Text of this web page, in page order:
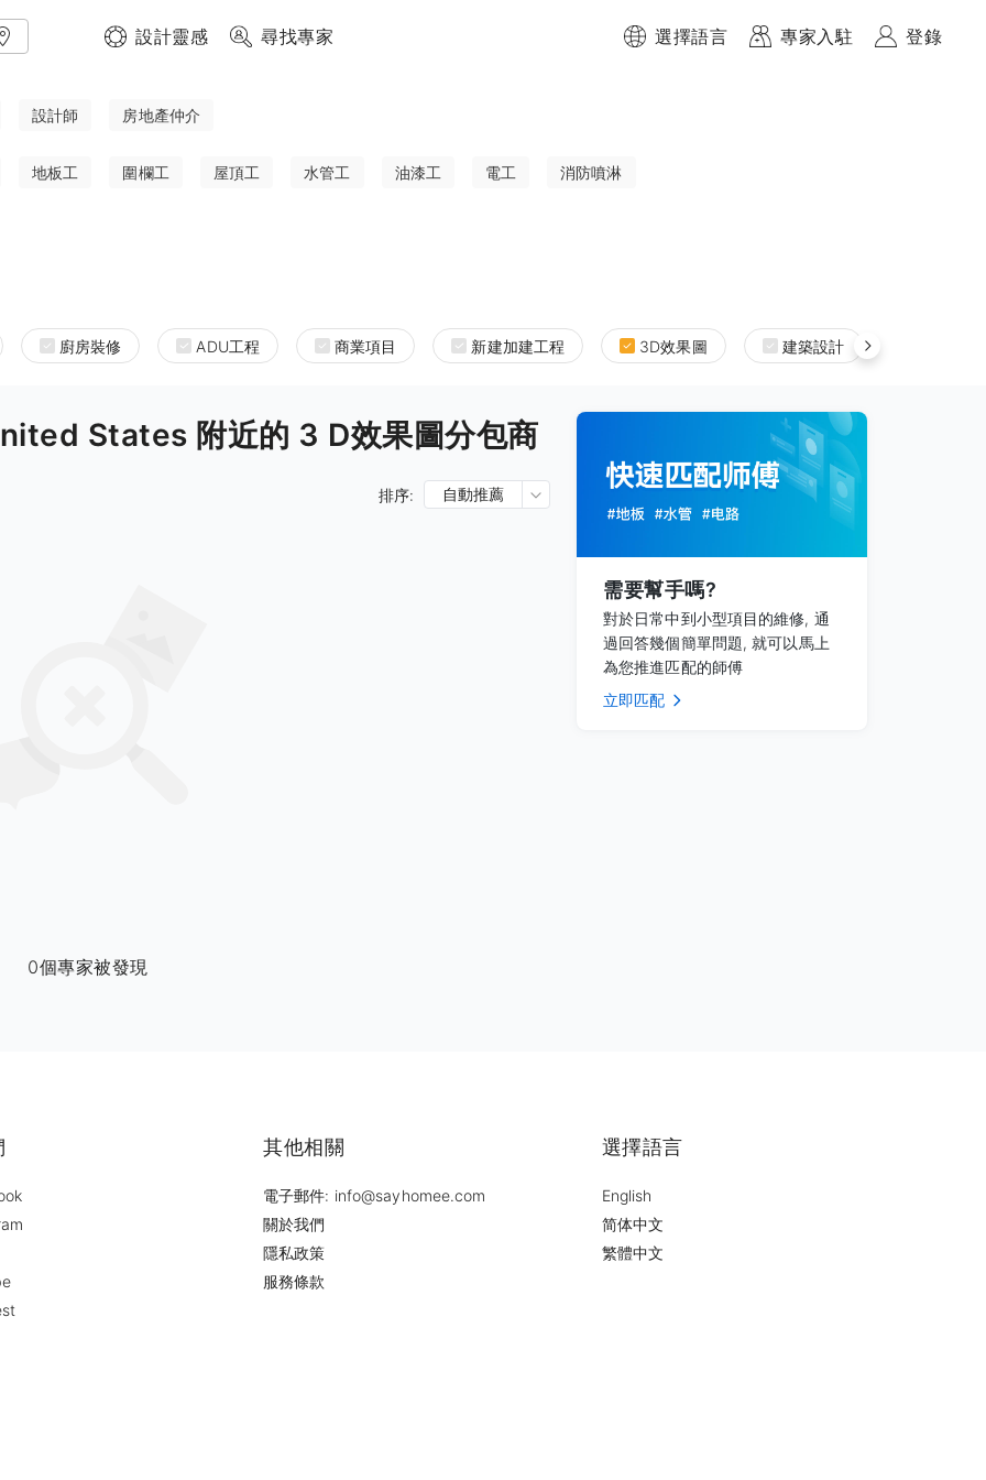
設計靈感 尋找專家 選擇語言 專家入駐 登錄
設計師 房地產仲介
地板工 圍欄工 屋頂工 水管工 油漆工 電工 消防噴淋
廚房裝修 ADU工程 商業項目 新建加建工程 3D效果圖 建築設計
States 附近的 3 D效果圖分包商
排序: 自動推薦
0個專家被發現
需要幫手嗎?
對於日常中到小型項目的維修, 通
過回答幾個簡單問題, 就可以馬上
為您推進匹配的師傅
立即匹配
其他相關
電子郵件: info@sayhomee.com
關於我們
隱私政策
服務條款
選擇語言
English
简体中文
繁體中文